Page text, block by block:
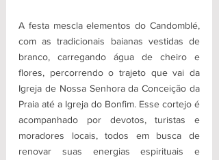
A festa mescla elementos do Candomblé,
com as tradicionais baianas vestidas de
branco, carregando água de cheiro e
flores, percorrendo o trajeto que vai da
Igreja de Nossa Senhora da Conceição da
Praia até a Igreja do Bonfim. Esse cortejo é
acompanhado por devotos, turistas e
moradores locais, todos em busca de
renovar suas energias espirituais e